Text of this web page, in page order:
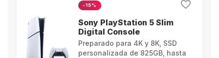
-15%
Sony PlayStation 5 Slim
Digital Console
Preparado para 4K y 8K, SSD
personalizada de 825GB, hasta